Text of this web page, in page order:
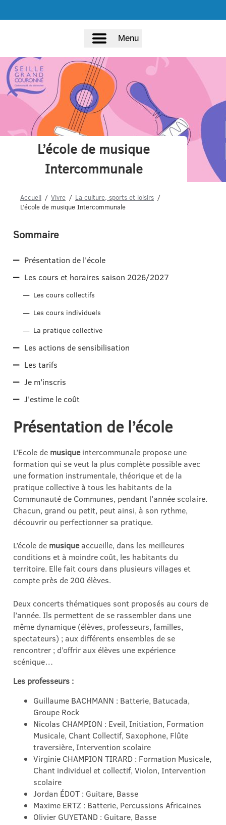
Menu
L’école de musique
Intercommunale
Accueil Vivre
La culture, sports et loisirs
L’école de musique Intercommunale
Sommaire
Présentation de l'école
Les cours et horaires saison 2026/2027
Les cours collectifs
Les cours individuels
La pratique collective
Les actions de sensibilisation
Les tarifs
Je m'inscris
J'estime le coût
Présentation de l’école
L’Ecole de musiqueintercommunale propose une
formation qui se veut la plus complète possible avec
une formation instrumentale, théorique et de la
pratique collective à tous les habitants de la
Communauté de Communes, pendant l’année scolaire.
Chacun, grand ou petit, peut ainsi, à son rythme,
découvrir ou perfectionner sa pratique.
L’école de musiqueaccueille, dans les meilleures
conditions et à moindre coût, les habitants du
territoire. Elle fait cours dans plusieurs villages et
compte près de 200 élèves.
Deux concerts thématiques sont proposés au cours de
l’année. Ils permettent de se rassembler dans une
même dynamique (élèves, professeurs, familles,
spectateurs) ; aux différents ensembles de se
rencontrer ; d’offrir aux élèves une expérience
scénique…
Les professeurs :
Guillaume BACHMANN : Batterie, Batucada,
Groupe Rock
Nicolas CHAMPION : Eveil, Initiation, Formation
Musicale, Chant Collectif, Saxophone, Flûte
traversière, Intervention scolaire
Virginie CHAMPION TIRARD : Formation Musicale,
Chant individuel et collectif, Violon, Intervention
scolaire
Jordan ÉDOT : Guitare, Basse
Maxime ERTZ : Batterie, Percussions Africaines
Olivier GUYETAND : Guitare, Basse